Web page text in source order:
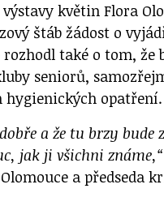
květin Flora
štáb žádost o
také o tom, že
seniorů,
hygienických opatření.
a že tu brzy bude
jak ji všichni známe,“
a předseda